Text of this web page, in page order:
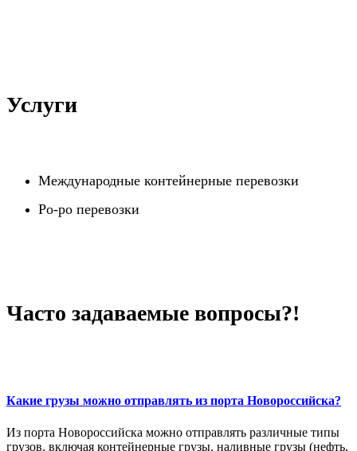
Услуги
Международные контейнерные перевозки
Po-po перевозки
Часто задаваемые вопросы?!
Какие грузы можно отправлять из порта Новороссийска?
Из порта Новороссийска можно отправлять различные типы
грузов, включая контейнерные грузы, наливные грузы (нефть,